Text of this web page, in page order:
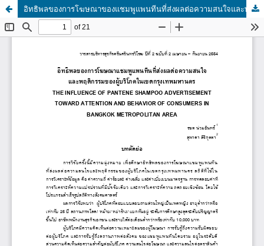
อิทธิพลของการโฆษณาของแชมพูแพนทีนที่ส่งผลต่อความสนใจและพฤติกรรมของผู้บริโภคในเขตกรุงเทพมหานคร